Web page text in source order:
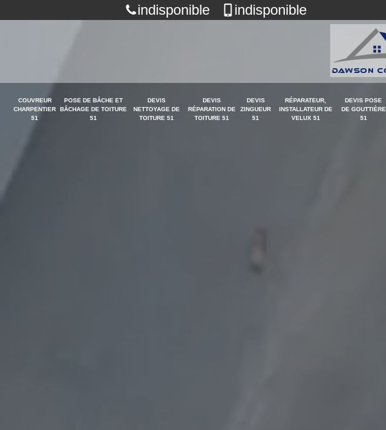
indisponible indisponible
COUVREUR
CHARPENTIER
51
POSE DE BÂCHE ET
BÂCHAGE DE TOITURE
51
DEVIS
NETTOYAGE DE
TOITURE 51
DEVIS
RÉPARATION DE
TOITURE 51
DEVIS
ZINGUEUR
51
RÉPARATEUR,
INSTALLATEUR DE
VELUX 51
DEVIS POSE
DE GOUTTIÈRE
51